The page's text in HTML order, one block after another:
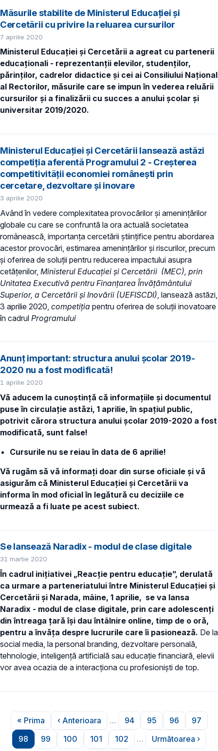
Măsurile stabilite de Ministerul Educației și
Cercetării cu privire la reluarea cursurilor
7 aprilie 2020
Ministerul Educației și Cercetării a agreat cu partenerii
educaționali - reprezentanții elevilor, studenților,
părinților, cadrelor didactice și cei ai Consiliului Național
al Rectorilor, măsurile care se impun în vederea reluării
cursurilor și a finalizării cu succes a anului școlar și
universitar 2019/2020.
Ministerul Educației și Cercetării lansează astăzi
competiţia aferentă Programului 2 - Creşterea
competitivităţii economiei româneşti prin
cercetare, dezvoltare şi inovare
3 aprilie 2020
Având în vedere complexitatea provocărilor și amenințărilor
globale cu care se confruntă la ora actuală societatea
românească, importanța cercetării științifice pentru abordarea
acestor provocări, estimarea amenințărilor și riscurilor, precum
și oferirea de soluții pentru reducerea impactului asupra
cetățenilor, Ministerul Educației și Cercetării (MEC), prin
Unitatea Executivă pentru Finanțarea Învățământului
Superior, a Cercetării și Inovării (UEFISCDI) , lansează astăzi,
3 aprilie 2020, competiția pentru oferirea de soluții inovatoare
în cadrul Programului
Anunț important: structura anului școlar 2019-
2020 nu a fost modificată!
1 aprilie 2020
Vă aducem la cunoștință că informațiile și documentul
puse în circulație astăzi, 1 aprilie, în spațiul public,
potrivit cărora structura anului școlar 2019-2020 a fost
modificată, sunt false!
Cursurile nu se reiau în data de 6 aprilie!
Vă rugăm să vă informați doar din surse oficiale și vă
asigurăm că Ministerul Educației și Cercetării va
informa în mod oficial în legătură cu deciziile ce
urmează a fi luate pe acest subiect.
Se lansează Naradix - modul de clase digitale
31 martie 2020
În cadrul inițiativei „Reacție pentru educație”, derulată
ca urmare a parteneriatului între Ministerul Educației și
Cercetării și Narada, mâine, 1 aprilie, se va lansa
Naradix - modul de clase digitale, prin care adolescenți
din întreaga țară își dau întâlnire online, timp de o oră,
pentru a învăța despre lucrurile care îi pasionează. De la
social media, la personal branding, dezvoltare personală,
tehnologie, inteligență artificială sau educație financiară, elevii
vor avea ocazia de a interacționa cu profesioniști de top.
Paginare
Prima pagină
« Prima
Pagina anterioară
‹ Anterioara …
Pagina
94
Pagina
95
Pagina
96 97
Pagina
98
Pagina
99
Pagina
100
Pagina
101
Pagina
102 …
Pagina
Următoarea ›